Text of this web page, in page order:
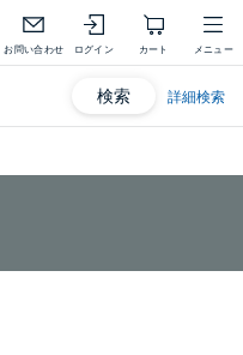
お問い合わせ ログイン カート メニュー
検索 詳細検索